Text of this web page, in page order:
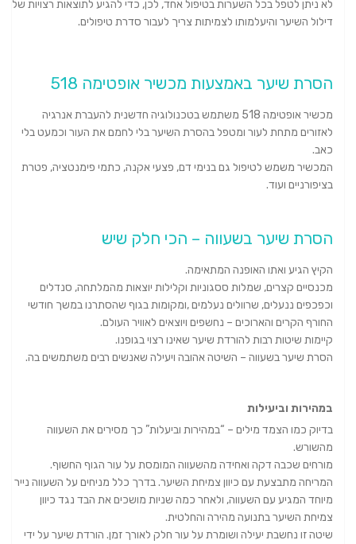
לא ניתן לטפל בכל השערות בטיפול אחד, לכן, כדי להגיע לתוצאות רצויות של
דילול השיער והיעלמותו לצמיתות צריך לעבור סדרת טיפולים.
הסרת שיער באמצעות מכשיר אופטימה 518
מכשיר אופטימה 518 משתמש בטכנולוגיה חדשנית להעברת אנרגיה
לאזורים מתחת לעור ומטפל בהסרת השיער בלי לחמם את העור וכמעט בלי
כאב.
המכשיר משמש לטיפול גם בנימי דם, פצעי אקנה, כתמי פימנטציה, פטרת
בציפורניים ועוד.
הסרת שיער בשעווה – הכי חלק שיש
הקיץ הגיע ואתו האופנה המתאימה.
מכנסיים קצרים, שמלות ססגוניות וקלילות יוצאות מהמלתחה, סנדלים
וכפכפים ננעלים, שרוולים נעלמים ,ומקומות בגוף שהסתרנו במשך חודשי
החורף הקרים והארוכים – נחשפים ויוצאים לאוויר העולם.
קיימות שיטות רבות להורדת שיער שאינו רצוי בגופנו.
הסרת שיער בשעווה – השיטה אהובה ויעילה שאנשים רבים משתמשים בה.
במהירות וביעילות
בדיוק כמו הצמד מילים – “במהירות וביעלות” כך מסירים את השעווה
מהשורש.
מורחים שכבה דקה ואחידה מהשעווה המומסת על עור הגוף החשוף.
המריחה מתבצעת עם כיוון צמיחת השיער. בדרך כלל מניחים על השעווה נייר
מיוחד המגיע עם השעווה, ולאחר כמה שניות מושכים את הבד נגד כיוון
צמיחת השיער בתנועה מהירה והחלטית.
שיטה זו נחשבת יעילה ושומרת על עור חלק לאורך זמן. הורדת שיער על ידי